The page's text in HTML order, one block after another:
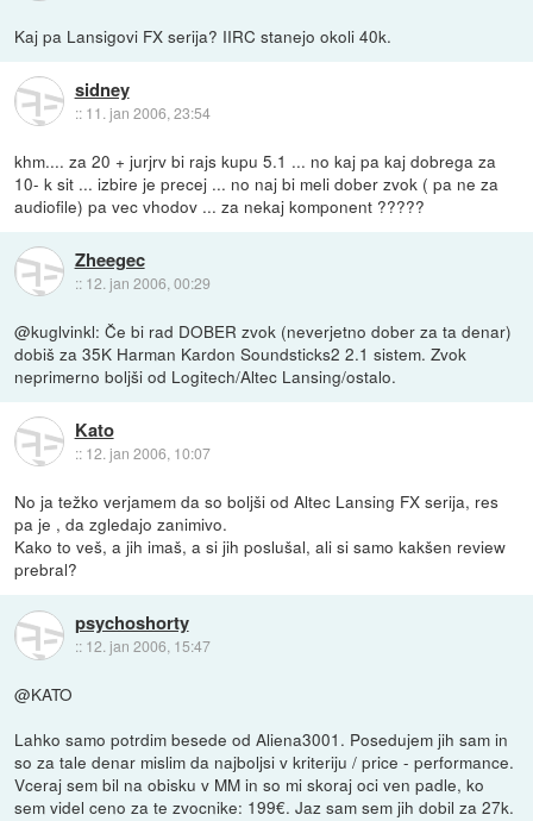
Kaj pa Lansigovi FX serija? IIRC stanejo okoli 40k.
sidney
:: 11. jan 2006, 23:54
khm.... za 20 + jurjrv bi rajs kupu 5.1 ... no kaj pa kaj dobrega za
10- k sit ... izbire je precej ... no naj bi meli dober zvok ( pa ne za
audiofile) pa vec vhodov ... za nekaj komponent ?????
Zheegec
:: 12. jan 2006, 00:29
@kuglvinkl: Če bi rad DOBER zvok (neverjetno dober za ta denar)
dobiš za 35K Harman Kardon Soundsticks2 2.1 sistem. Zvok
neprimerno boljši od Logitech/Altec Lansing/ostalo.
Kato
:: 12. jan 2006, 10:07
No ja težko verjamem da so boljši od Altec Lansing FX serija, res
pa je , da zgledajo zanimivo.
Kako to veš, a jih imaš, a si jih poslušal, ali si samo kakšen review
prebral?
psychoshorty
:: 12. jan 2006, 15:47
@KATO
Lahko samo potrdim besede od Aliena3001. Posedujem jih sam in
so za tale denar mislim da najboljsi v kriteriju / price - performance.
Vceraj sem bil na obisku v MM in so mi skoraj oci ven padle, ko
sem videl ceno za te zvocnike: 199€. Jaz sam sem jih dobil za 27k.